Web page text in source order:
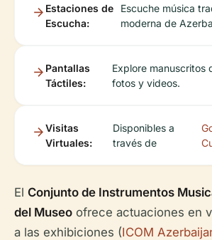
Estaciones de
Escucha:
Escuche música
moderna de
Pantallas
Táctiles:
Explore manuscritos
fotos y videos.
Visitas
Virtuales:
Disponibles a
través de
El Conjunto de Instrumentos
del Museo ofrece actuaciones en
a las exhibiciones (ICOM